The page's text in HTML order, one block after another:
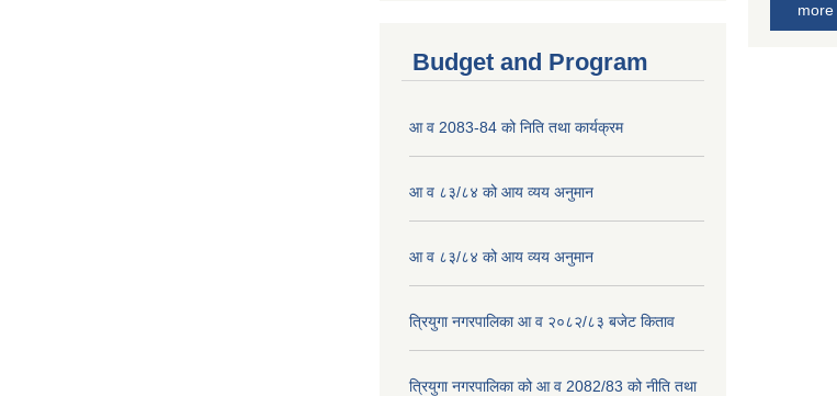
Budget and Program
आ व 2083-84 को निति तथा कार्यक्रम
आ व ८३/८४ को आय व्यय अनुमान
आ व ८३/८४ को आय व्यय अनुमान
त्रियुगा नगरपालिका आ व २०८२/८३ बजेट किताव
त्रियुगा नगरपालिका को आ व 2082/83 को नीति तथा
more